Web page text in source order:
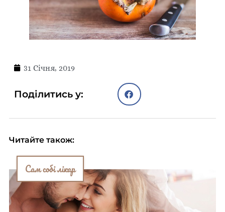
31 Січня, 2019
Поділитись у:
Читайте також:
Сам собі лікар